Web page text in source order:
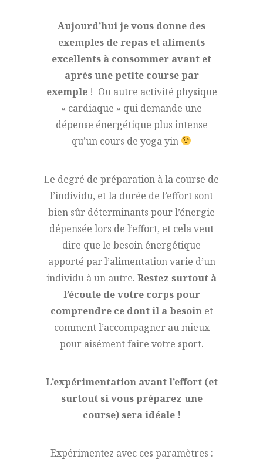
Aujourd’hui je vous donne des
exemples de repas et aliments
excellents à consommer avant et
après une petite course par
exemple! Ou autre activité physique
« cardiaque » qui demande une
dépense énergétique plus intense
qu’un cours de yoga yin
Le degré de préparation à la course de
l’individu, et la durée de l’effort sont
bien sûr déterminants pour l’énergie
dépensée lors de l’effort, et cela veut
dire que le besoin énergétique
apporté par l’alimentation varie d’un
individu à un autre. Restez surtout à
l’écoute de votre corps pour
comprendre ce dont il a besoinet
comment l’accompagner au mieux
pour aisément faire votre sport.
L’expérimentation avant l’effort (et
surtout si vous préparez une
course) sera idéale !
Expérimentez avec ces paramètres :